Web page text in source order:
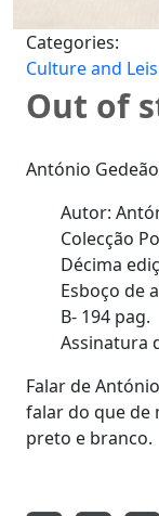
Categories:
Culture and
Out of
António
Autor:
Colecção
Décima
Esboço de
B- 194 pag.
Assinatura
Falar de
falar do que de
preto e branco.